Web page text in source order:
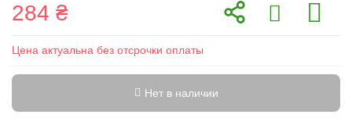
284 ₴
Цена актуальна без отсрочки оплаты
Нет в наличии